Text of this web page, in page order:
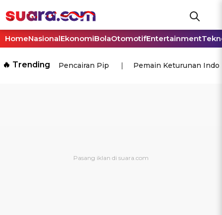
HomeNasionalEkonomiBolaOtomotifEntertainment
🔥 Trending Pencairan Pip Pemain Keturunan